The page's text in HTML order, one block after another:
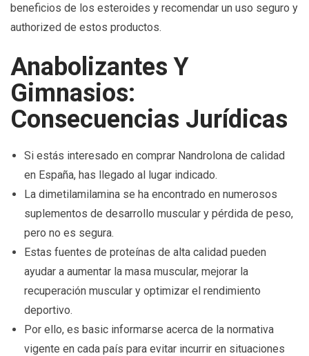
beneficios de los esteroides y recomendar un uso seguro y
authorized de estos productos.
Anabolizantes Y
Gimnasios:
Consecuencias Jurídicas
Si estás interesado en comprar Nandrolona de calidad
en España, has llegado al lugar indicado.
La dimetilamilamina se ha encontrado en numerosos
suplementos de desarrollo muscular y pérdida de peso,
pero no es segura.
Estas fuentes de proteínas de alta calidad pueden
ayudar a aumentar la masa muscular, mejorar la
recuperación muscular y optimizar el rendimiento
deportivo.
Por ello, es basic informarse acerca de la normativa
vigente en cada país para evitar incurrir en situaciones